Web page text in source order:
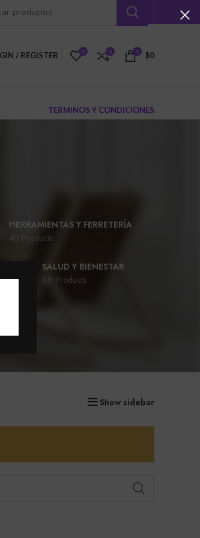
/ REGISTER 0 0 0 $0
TERMINOS Y CONDICIONES
HERRAMIENTAS Y FERRETERÍA
40 Products
SALUD Y BIENESTAR
66 Products
Show sidebar